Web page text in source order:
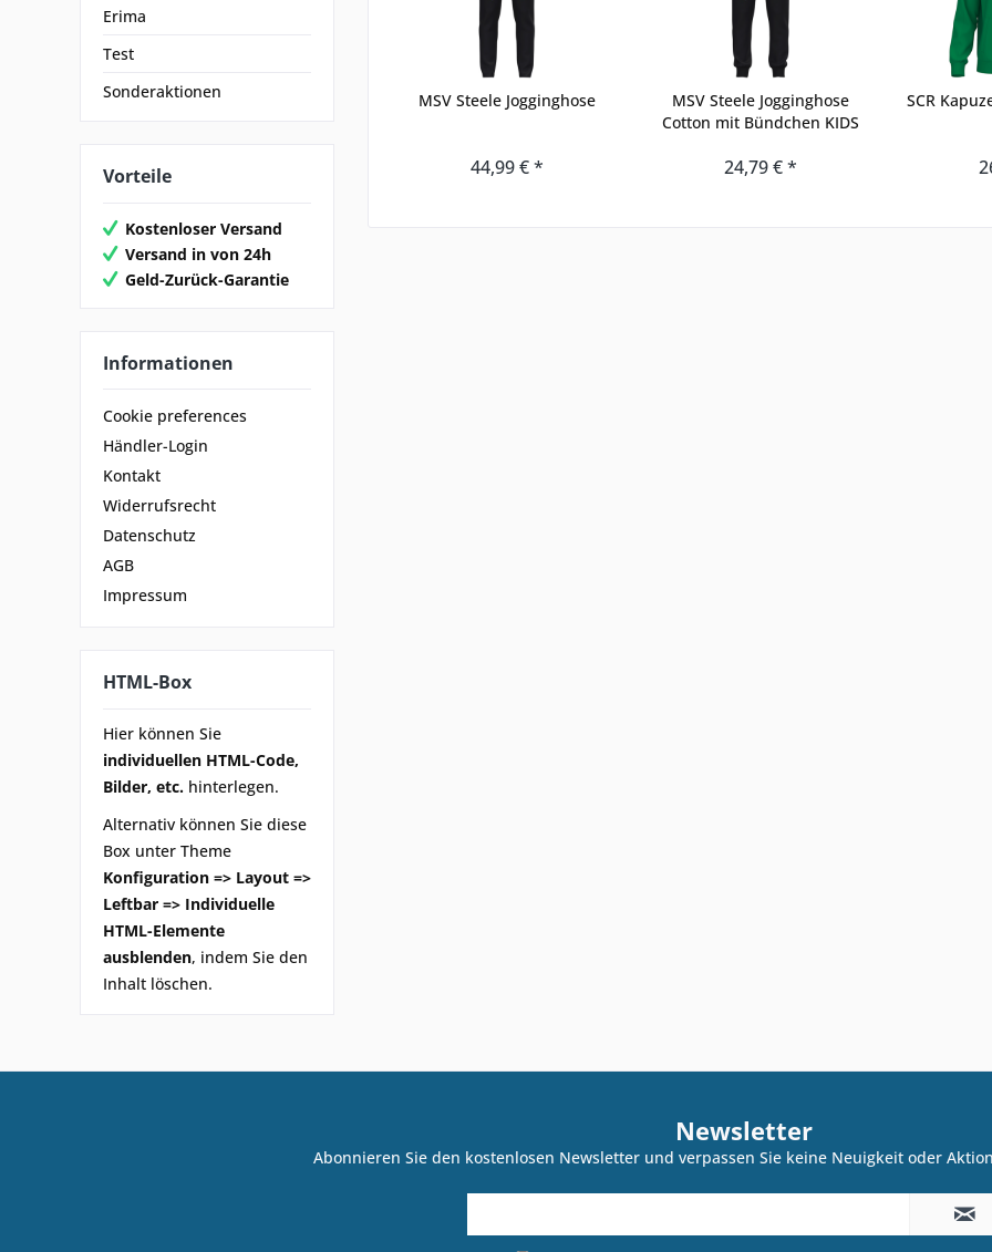
Erima
Test
Sonderaktionen
Vorteile
Kostenloser Versand
Versand in von 24h
Geld-Zurück-Garantie
Informationen
Cookie preferences
Händler-Login
Kontakt
Widerrufsrecht
Datenschutz
AGB
Impressum
HTML-Box
Hier können Sie
individuellen HTML-Code,
Bilder, etc. hinterlegen.
Alternativ können Sie diese
Box unter Theme
Konfiguration => Layout =>
Leftbar => Individuelle
HTML-Elemente
ausblenden, indem Sie den
Inhalt löschen.
MSV Steele Jogginghose
44,99 € *
MSV Steele Jogginghose
Cotton mit Bündchen KIDS
24,79 € *
SCR
Newsletter
Abonnieren Sie den kostenlosen Newsletter und verpassen Sie keine Neuigkeit oder